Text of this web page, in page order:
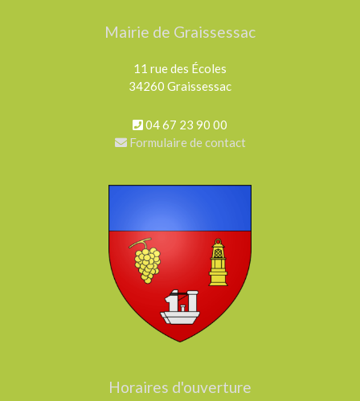
Mairie de Graissessac
11 rue des Écoles
34260 Graissessac
04 67 23 90 00
Formulaire de contact
Horaires d'ouverture